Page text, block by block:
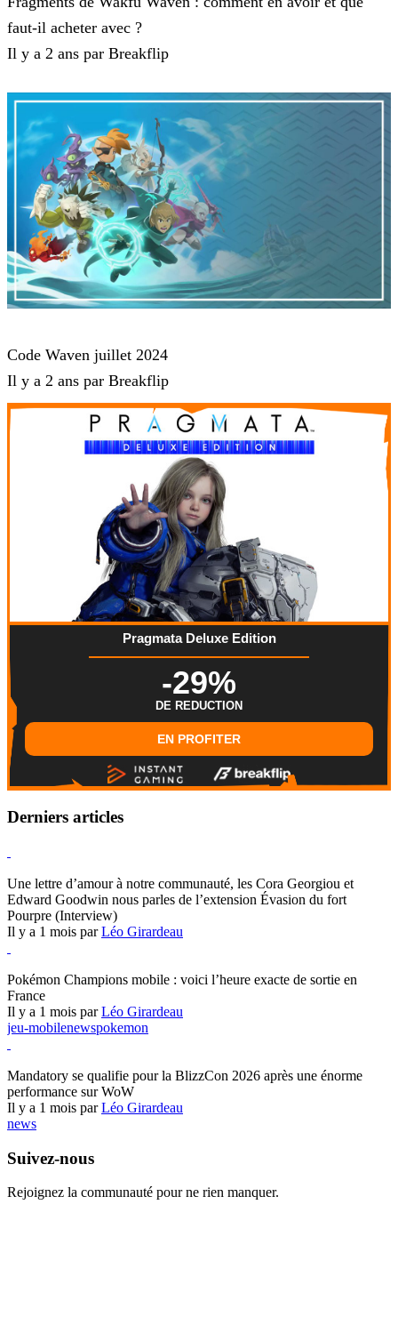
faut-il acheter avec ?
Il y a 2 ans par Breakflip
Code Waven juillet 2024
Il y a 2 ans par Breakflip
Pragmata Deluxe Edition
-29%
DE REDUCTION
EN PROFITER
Derniers articles
Une lettre d’amour à notre communauté, les Cora Georgiou et
Edward Goodwin nous parles de l’extension Évasion du fort
Pourpre (Interview)
Il y a 1 mois parLéo Girardeau
Pokémon Champions mobile : voici l’heure exacte de sortie en
France
Il y a 1 mois parLéo Girardeau
jeu-mobilenewspokemon
Mandatory se qualifie pour la BlizzCon 2026 après une énorme
performance sur WoW
Il y a 1 mois parLéo Girardeau
news
Suivez-nous
Rejoignez la communauté pour ne rien manquer.